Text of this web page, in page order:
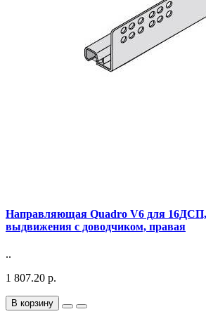
Направляющая Quadro V6 для
выдвижения с доводчиком, правая
..
1 807.20 р.
В корзину